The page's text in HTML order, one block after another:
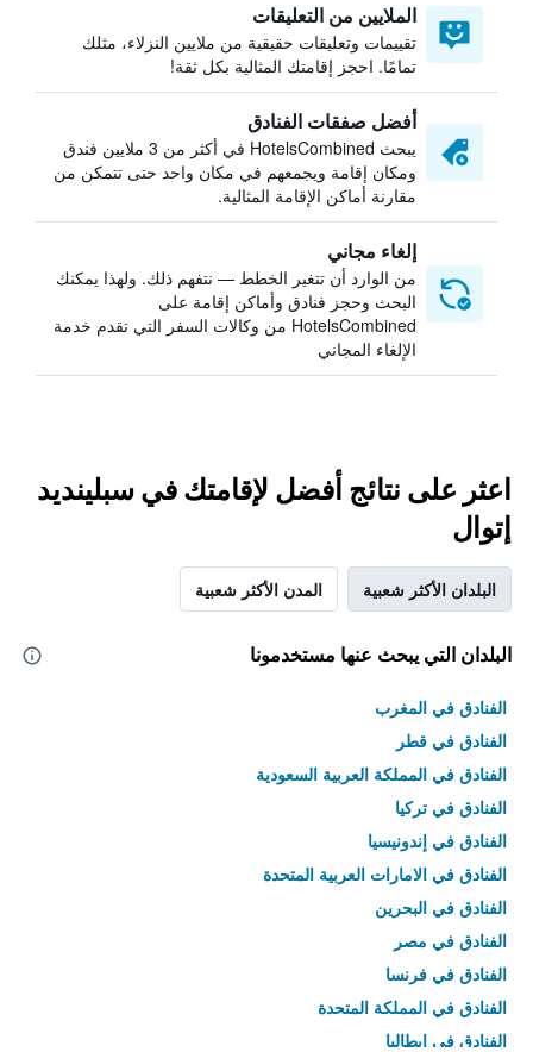
الملايين من التعليقات
تقييمات وتعليقات حقيقية من ملايين النزلاء، مثلك
تمامًا. احجز إقامتك المثالية بكل ثقة!
أفضل صفقات الفنادق
يبحث HotelsCombined في أكثر من 3 ملايين فندق
ومكان إقامة ويجمعهم في مكان واحد حتى تتمكن من
مقارنة أماكن الإقامة المثالية.
إلغاء مجاني
من الوارد أن تتغير الخطط — نتفهم ذلك. ولهذا يمكنك
البحث وحجز فنادق وأماكن إقامة على
HotelsCombined من وكالات السفر التي تقدم خدمة
الإلغاء المجاني
اعثر على نتائج أفضل لإقامتك في سبلينديد
إتوال
البلدان الأكثر شعبية المدن الأكثر شعبية
البلدان التي يبحث عنها مستخدمونا
الفنادق في المغرب
الفنادق في قطر
الفنادق في المملكة العربية السعودية
الفنادق في تركيا
الفنادق في إندونيسيا
الفنادق في الامارات العربية المتحدة
الفنادق في البحرين
الفنادق في مصر
الفنادق في فرنسا
الفنادق في المملكة المتحدة
الفنادق في إيطاليا